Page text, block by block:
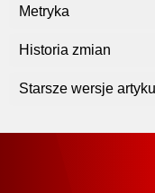
Metryka
Historia zmian
Starsze wersje